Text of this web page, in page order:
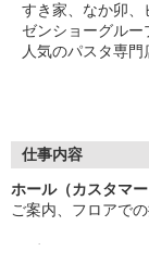
すき家、なか卯、
ゼンショーグルー
人気のパスタ専門
お客様に美味し
接客が好きな方に
就活に活かせるか
「やってみたい！
ご応募お待ちし
仕事内容
ホール（カスタマ
ご案内、フロアで
はじめは、先輩が